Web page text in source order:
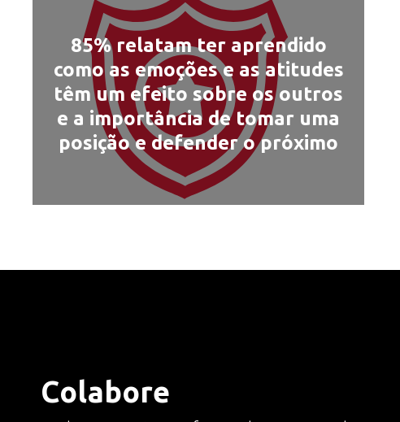
85% relatam ter aprendido
como as emoções e as atitudes
têm um efeito sobre os outros
e a importância de tomar uma
posição e defender o próximo
Colabore